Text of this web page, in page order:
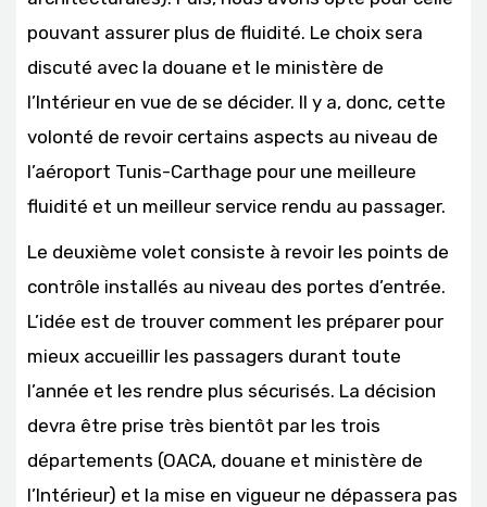
pouvant assurer plus de fluidité. Le choix sera
discuté avec la douane et le ministère de
l’Intérieur en vue de se décider. Il y a, donc, cette
volonté de revoir certains aspects au niveau de
l’aéroport Tunis-Carthage pour une meilleure
fluidité et un meilleur service rendu au passager.
Le deuxième volet consiste à revoir les points de
contrôle installés au niveau des portes d’entrée.
L’idée est de trouver comment les préparer pour
mieux accueillir les passagers durant toute
l’année et les rendre plus sécurisés. La décision
devra être prise très bientôt par les trois
départements (OACA, douane et ministère de
l’Intérieur) et la mise en vigueur ne dépassera pas